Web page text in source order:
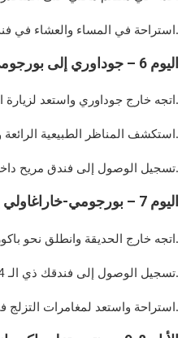
استراحة في المساء والعشاء في فندقك.
اليوم 6 – جوداوري إلى بورجومي-خاراغاولي
اتجه خارج جوداوري واستعد لزيارة الحديقة الوطنية الخضراء بورجومي-خاراغاولي.
استكشف المناظر الطبيعية الرائعة والممرات والينابيع المعدنية الفريدة.
تسجيل الوصول إلى فندق مريح داخل الحديقة.
اليوم 7 – بورجومي-خاراغاولي إلى باكورياني
اتجه خارج الحديقة وانطلق نحو باكورياني، وجهة تزلج رائعة أخرى.
تسجيل الوصول إلى فندقك ذي الـ 4 نجوم.
استراحة واستعد لمغامرات التزلج في باكورياني.